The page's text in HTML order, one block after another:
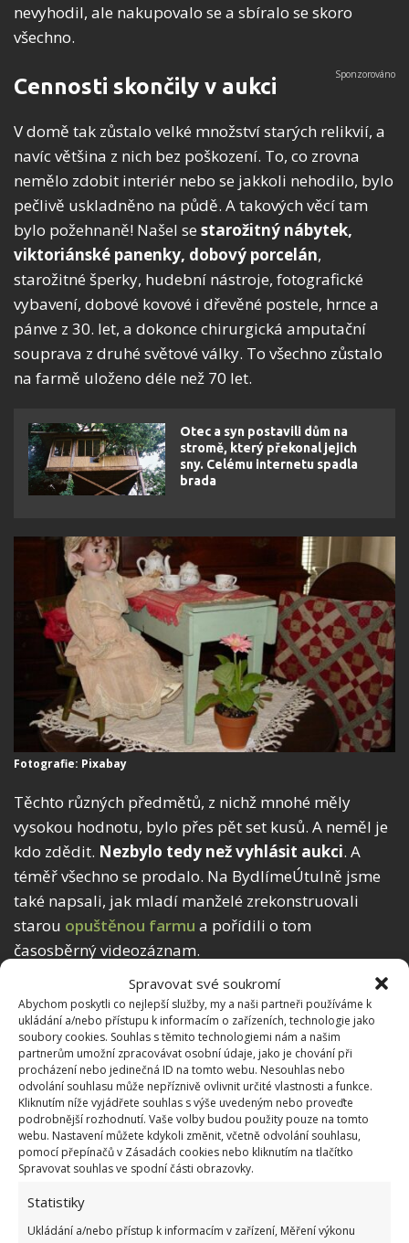
Spravovat své soukromí
Abychom poskytli co nejlepší služby, my a naši partneři používáme k
ukládání a/nebo přístupu k informacím o zařízeních, technologie jako
soubory cookies. Souhlas s těmito technologiemi nám a našim
partnerům umožní zpracovávat osobní údaje, jako je chování při
procházení nebo jedinečná ID na tomto webu. Nesouhlas nebo
odvolání souhlasu může nepříznivě ovlivnit určité vlastnosti a funkce.
Kliknutím níže vyjádřete souhlas s výše uvedeným nebo proveďte
podrobnější rozhodnutí. Vaše volby budou použity pouze na tomto
webu. Nastavení můžete kdykoli změnit, včetně odvolání souhlasu,
pomocí přepínačů v Zásadách cookies nebo kliknutím na tlačítko
Spravovat souhlas ve spodní části obrazovky.
Statistiky
Ukládání a/nebo přístup k informacím v zařízení, Měření výkonu
nevyhodil, ale nakupovalo se a sbíralo se skoro
všechno.
Cennosti skončily v aukci
V domě tak zůstalo velké množství starých relikvií, a
navíc většina z nich bez poškození. To, co zrovna
nemělo zdobit interiér nebo se jakkoli nehodilo, bylo
pečlivě uskladněno na půdě. A takových věcí tam
bylo požehnaně! Našel se starožitný nábytek,
viktoriánské panenky, dobový porcelán,
starožitné šperky, hudební nástroje, fotografické
vybavení, dobové kovové i dřevěné postele, hrnce a
pánve z 30. let, a dokonce chirurgická amputační
souprava z druhé světové války. To všechno zůstalo
na farmě uloženo déle než 70 let.
Otec a syn postavili dům na
stromě, který překonal jejich
sny. Celému internetu spadla
brada
Fotografie: Pixabay
Těchto různých předmětů, z nichž mnohé měly
vysokou hodnotu, bylo přes pět set kusů. A neměl je
kdo zdědit. Nezbylo tedy než vyhlásit aukci. A
téměř všechno se prodalo. Na BydlímeÚtulně jsme
také napsali, jak mladí manželé zrekonstruovali
starou opuštěnou farmu a pořídili o tom
časosběrný videozáznam.